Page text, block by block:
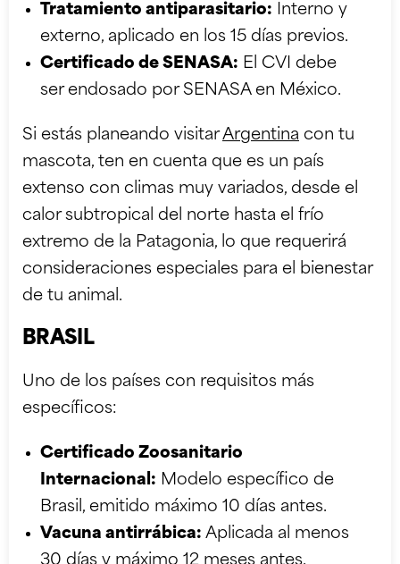
Tratamiento antiparasitario: Interno y
externo, aplicado en los 15 días previos.
Certificado de SENASA: El CVI debe
ser endosado por SENASA en México.
Si estás planeando visitarArgentina con tu
mascota, ten en cuenta que es un país
extenso con climas muy variados, desde el
calor subtropical del norte hasta el frío
extremo de la Patagonia, lo que requerirá
consideraciones especiales para el bienestar
de tu animal.
BRASIL
Uno de los países con requisitos más
específicos:
Certificado Zoosanitario
Internacional: Modelo específico de
Brasil, emitido máximo 10 días antes.
Vacuna antirrábica: Aplicada al menos